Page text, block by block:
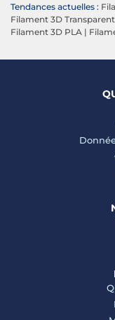
Tendances actuelles :
Filament 3D Transparent
Filament 3D PLA |